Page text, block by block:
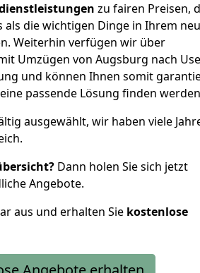
zu fairen Preisen,
als die wichtigen Dinge in Ihrem
Weiterhin verfügen wir über
Umzügen von Augsburg nach
und können Ihnen somit
passende Lösung finden
ausgewählt, wir haben viele
Dann holen Sie sich jetzt
Angebote.
aus und erhalten Sie kostenlose